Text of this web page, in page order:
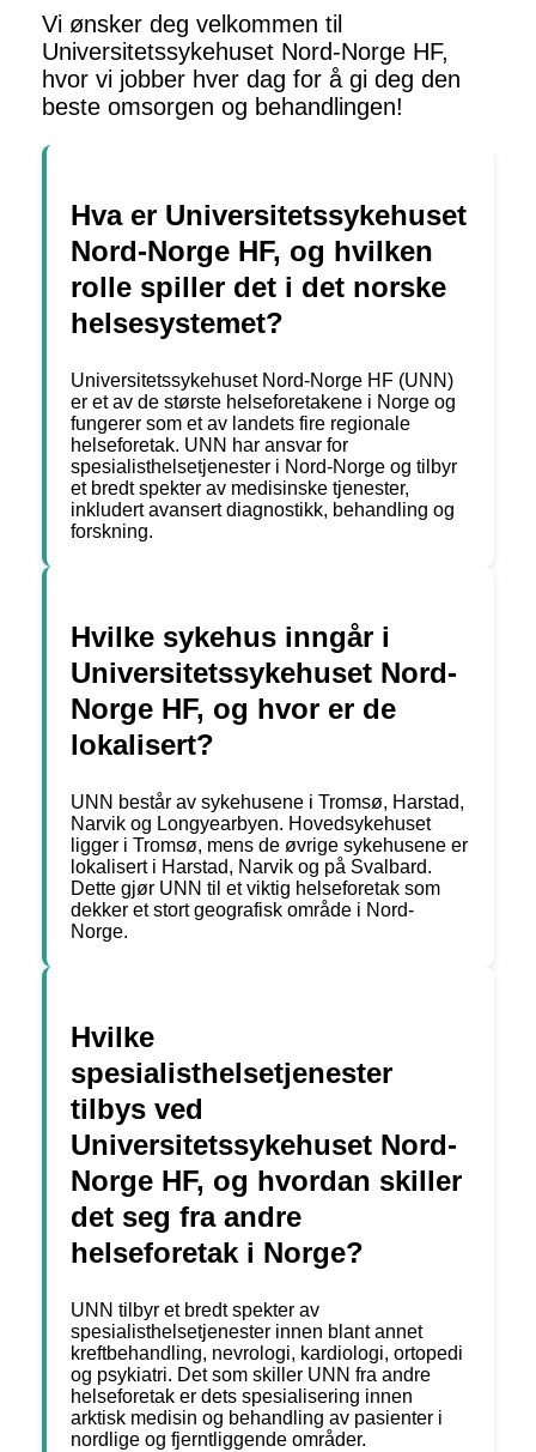
Vi ønsker deg velkommen til
Universitetssykehuset Nord-Norge HF,
hvor vi jobber hver dag for å gi deg den
beste omsorgen og behandlingen!
Hva er Universitetssykehuset
Nord-Norge HF, og hvilken
rolle spiller det i det norske
helsesystemet?
Universitetssykehuset Nord-Norge HF (UNN)
er et av de største helseforetakene i Norge og
fungerer som et av landets fire regionale
helseforetak. UNN har ansvar for
spesialisthelsetjenester i Nord-Norge og tilbyr
et bredt spekter av medisinske tjenester,
inkludert avansert diagnostikk, behandling og
forskning.
Hvilke sykehus inngår i
Universitetssykehuset Nord-
Norge HF, og hvor er de
lokalisert?
UNN består av sykehusene i Tromsø, Harstad,
Narvik og Longyearbyen. Hovedsykehuset
ligger i Tromsø, mens de øvrige sykehusene er
lokalisert i Harstad, Narvik og på Svalbard.
Dette gjør UNN til et viktig helseforetak som
dekker et stort geografisk område i Nord-
Norge.
Hvilke
spesialisthelsetjenester
tilbys ved
Universitetssykehuset Nord-
Norge HF, og hvordan skiller
det seg fra andre
helseforetak i Norge?
UNN tilbyr et bredt spekter av
spesialisthelsetjenester innen blant annet
kreftbehandling, nevrologi, kardiologi, ortopedi
og psykiatri. Det som skiller UNN fra andre
helseforetak er dets spesialisering innen
arktisk medisin og behandling av pasienter i
nordlige og fjerntliggende områder.